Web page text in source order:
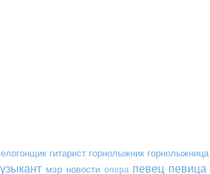
гитарист горнолыжник горнолыжница
мэр новости опера певец певица